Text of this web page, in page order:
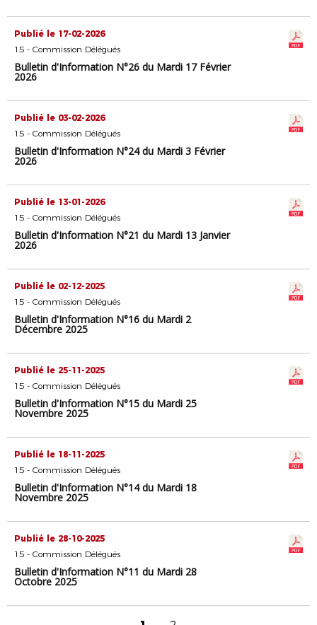
Publié le 17-02-2026
15 - Commission Délégués
Bulletin d'Information N°26 du Mardi 17 Février
2026
Publié le 03-02-2026
15 - Commission Délégués
Bulletin d'Information N°24 du Mardi 3 Février
2026
Publié le 13-01-2026
15 - Commission Délégués
Bulletin d'Information N°21 du Mardi 13 Janvier
2026
Publié le 02-12-2025
15 - Commission Délégués
Bulletin d'Information N°16 du Mardi 2
Décembre 2025
Publié le 25-11-2025
15 - Commission Délégués
Bulletin d'Information N°15 du Mardi 25
Novembre 2025
Publié le 18-11-2025
15 - Commission Délégués
Bulletin d'Information N°14 du Mardi 18
Novembre 2025
Publié le 28-10-2025
15 - Commission Délégués
Bulletin d'Information N°11 du Mardi 28
Octobre 2025